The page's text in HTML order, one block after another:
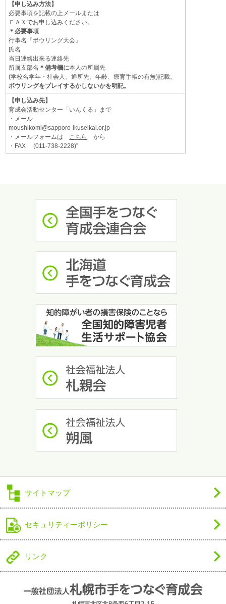
【申し込み方法】
必要事項を記載の上メールまたは
ＦＡＸでお申し込みください。
＊必要事項
行事名『ボウリング大会』
氏名
当日連絡出来る連絡先
所属支部名 ＊備考欄に本人の所属先
(学校名学年・社会人、通所先、年齢、療育手帳の有無)記載。
ボウリングをプレイするかしないかを明記。
【申し込み先】
育成会活動センター「いんくる」まで
・メール
moushikomi@sapporo-ikuseikai.or.jp
・メールフォームは こちら
から
・FAX (011-738-2228)”
サイトマップ
セキュリティーポリシー
リンク